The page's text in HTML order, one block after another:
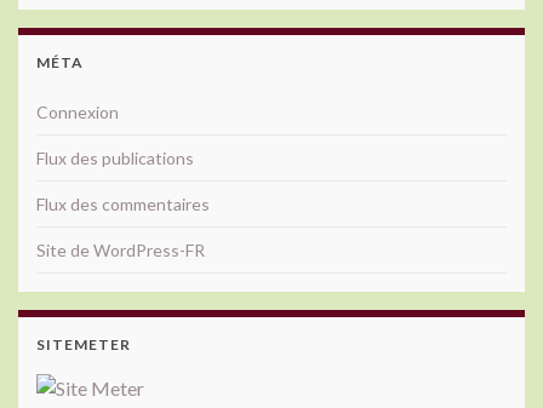
MÉTA
Connexion
Flux des publications
Flux des commentaires
Site de WordPress-FR
SITEMETER